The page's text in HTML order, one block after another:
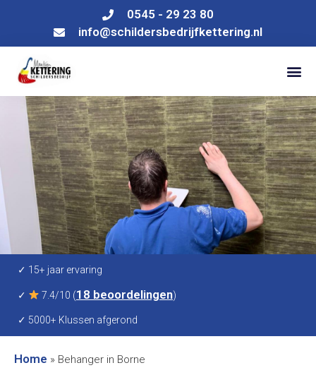
0545 - 29 23 80
info@schildersbedrijfkettering.nl
✓ 15+ jaar ervaring
✓ 7.4/10 (18 beoordelingen)
✓ 5000+ Klussen afgerond
Home » Behanger in Borne